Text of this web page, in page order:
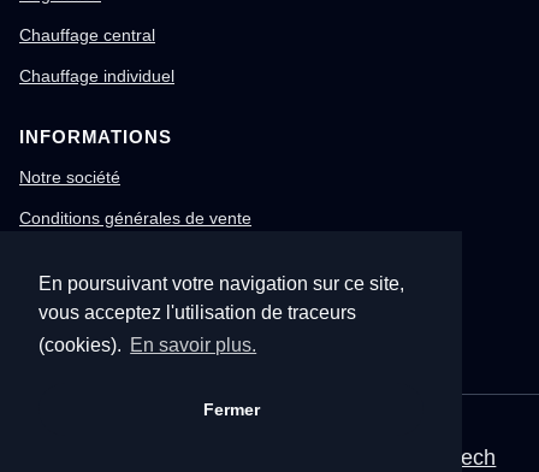
En poursuivant votre navigation sur ce site,
vous acceptez l'utilisation de traceurs
(cookies). En savoir plus.
Fermer
Chauffage central
Chauffage individuel
INFORMATIONS
Notre société
Conditions générales de vente
Gestion des cookies
Confidentialité & RGPD
Site corporate Nitech